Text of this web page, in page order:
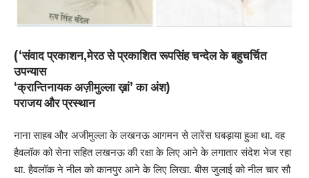
(‘संवाद प्रकाशन,मेरठ से प्रकाशित रूपसिंह चन्देल के बहुचर्चित
उपन्यास
‘क्रान्तिनायक अज़ीमुल्ला ख़ां’ का अंश)
पराजय और प्रस्थान
नाना साहब और अजीमुल्ला के लखनऊ आगमन से लारेंस घबड़ाया हुआ था. वह
हैवलॉक को सेना सहित लखनऊ की रक्षा के लिए आने के लगातार संदेश भेज रहा
था. हैवलॉक ने नील को कानपुर आने के लिए लिखा. बीस जुलाई को नील चार सौ